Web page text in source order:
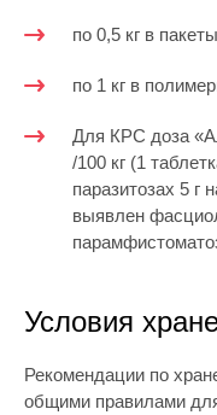
по 0,5 кг в
по 1 кг в
Для КРС доза
/100 кг (1
паразитозах 5 г
выявлен
Условия
Рекомендации по
общими правилами